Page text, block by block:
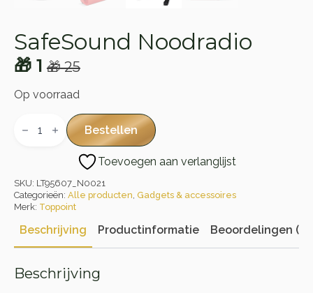
SafeSound Noodradio
🎁25
Oorspronkelijke
prijs
🎁 25.
🎁 1
Huidige
prijs
🎁 1.
Op voorraad
SafeSound
Noodradio
Bestellen
Toevoegen aan verlanglijst
SKU: LT95607_N0021
Categorieën: Alle producten, Gadgets & accessoires
Merk: Toppoint
Beschrijving Productinformatie Beoordelingen (0)
Beschrijving